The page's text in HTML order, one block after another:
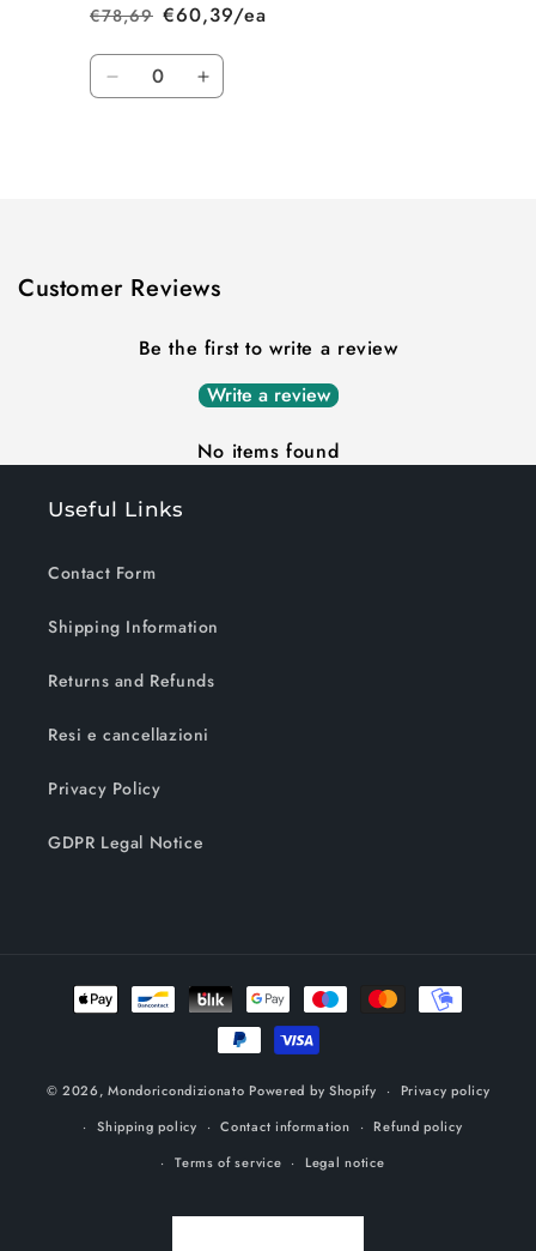
Regular
price
€78,69
Sale
price
€60,39/ea
Quantity
Decrease Increase
Customer Reviews
Be the first to write a review
Write a review
No items found
Useful Links
Contact Form
Shipping Information
Returns and Refunds
Resi e cancellazioni
Privacy Policy
GDPR Legal Notice
Payment
methods
© 2026,Mondoricondizionato Powered by Shopify
Privacy policy
Shipping policy
Contact information
Refund policy
Terms of service
Legal notice